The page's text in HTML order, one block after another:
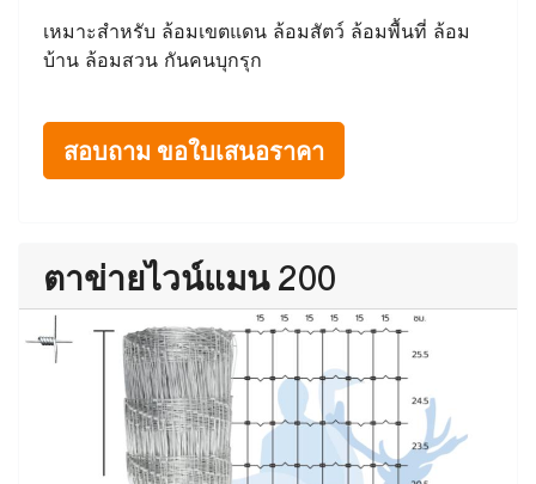
เหมาะสำหรับ ล้อมเขตแดน ล้อมสัตว์ ล้อมพื้นที่ ล้อม
บ้าน ล้อมสวน กันคนบุกรุก
สอบถาม ขอใบเสนอราคา
ตาข่ายไวน์แมน 200